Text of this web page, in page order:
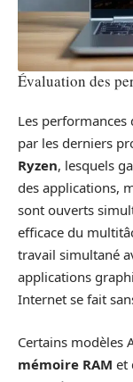
Évaluation des
Les
par les derniers
Ryzen, lesquels
des applications,
sont ouverts
efficace du
travail simultané
applications
Internet se fait
Certains modèles
mémoire RAM et